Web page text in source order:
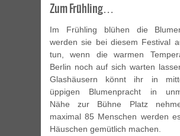
Zum Frühling…
Im Frühling blühen die
werden sie bei diesem Festival
tun, wenn die warmen
Berlin noch auf sich warten
Glashäusern könnt ihr in
üppigen Blumenpracht in
Nähe zur Bühne Platz
maximal 85 Menschen werden
Häuschen gemütlich machen.